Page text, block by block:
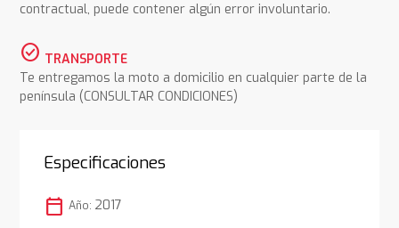
contractual, puede contener algún error involuntario.
check_circle TRANSPORTE
Te entregamos la moto a domicilio en cualquier parte de la
península (CONSULTAR CONDICIONES)
Especificaciones
calendar_today Año: 2017